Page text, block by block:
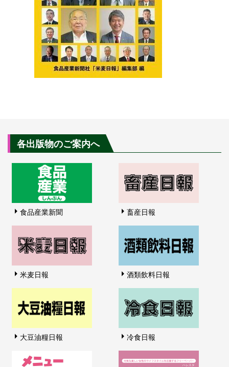
各出版物のご案内へ
食品産業新聞 畜産日報
米麦日報 酒類飲料日報
大豆油糧日報 冷食日報